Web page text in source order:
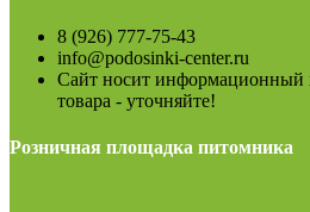
8 (926) 777-75-43
info@podosinki-center.ru
Сайт носит информационный
товара - уточняйте!
Розничная площадка питомника